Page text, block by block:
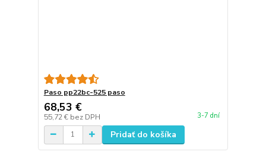
Paso pp22bc-525 paso
68,53 €
55,72 € bez DPH 3-7 dní
Pridať do košíka